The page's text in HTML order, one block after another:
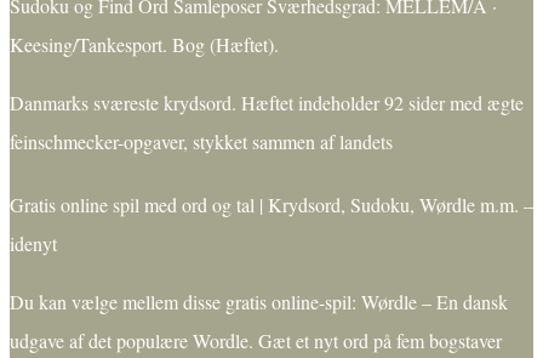
Sudoku og Find Ord Samleposer Sværhedsgrad: MELLEM/A ·
Keesing/Tankesport. Bog (Hæftet).
Danmarks sværeste krydsord. Hæftet indeholder 92 sider med ægte
feinschmecker-opgaver, stykket sammen af landets
Gratis online spil med ord og tal | Krydsord, Sudoku, Wørdle m.m. –
idenyt
Du kan vælge mellem disse gratis online-spil: Wørdle – En dansk
udgave af det populære Wordle. Gæt et nyt ord på fem bogstaver